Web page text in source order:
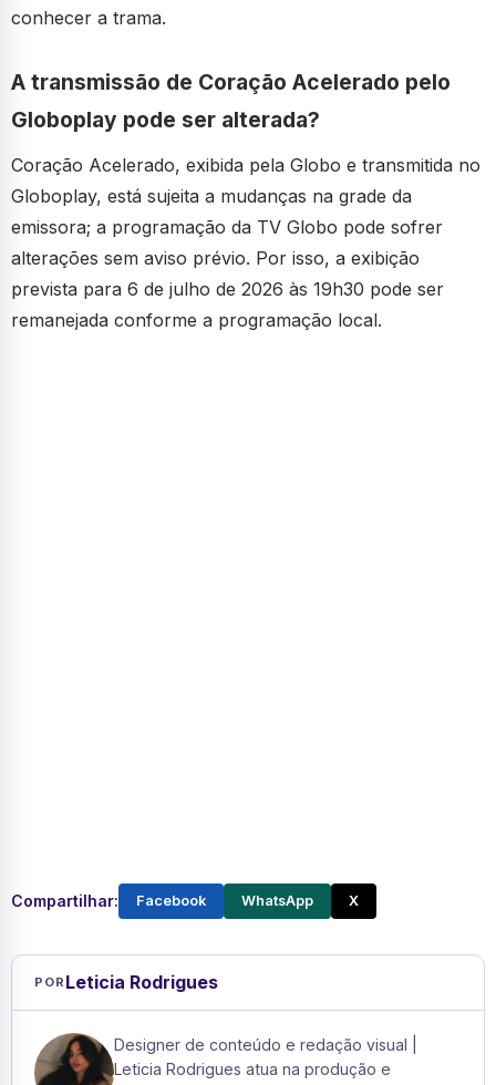
conhecer a trama.
A transmissão de Coração Acelerado pelo
Globoplay pode ser alterada?
Coração Acelerado, exibida pela Globo e transmitida no
Globoplay, está sujeita a mudanças na grade da
emissora; a programação da TV Globo pode sofrer
alterações sem aviso prévio. Por isso, a exibição
prevista para 6 de julho de 2026 às 19h30 pode ser
remanejada conforme a programação local.
Compartilhar: Facebook WhatsApp X
POR Leticia Rodrigues
Designer de conteúdo e redação visual |
Leticia Rodrigues atua na produção e